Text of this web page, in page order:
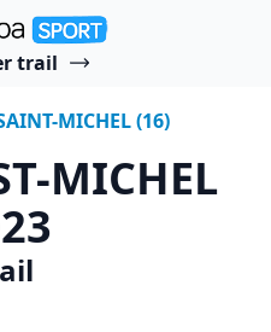
trail
MICHEL (16)
MICHEL